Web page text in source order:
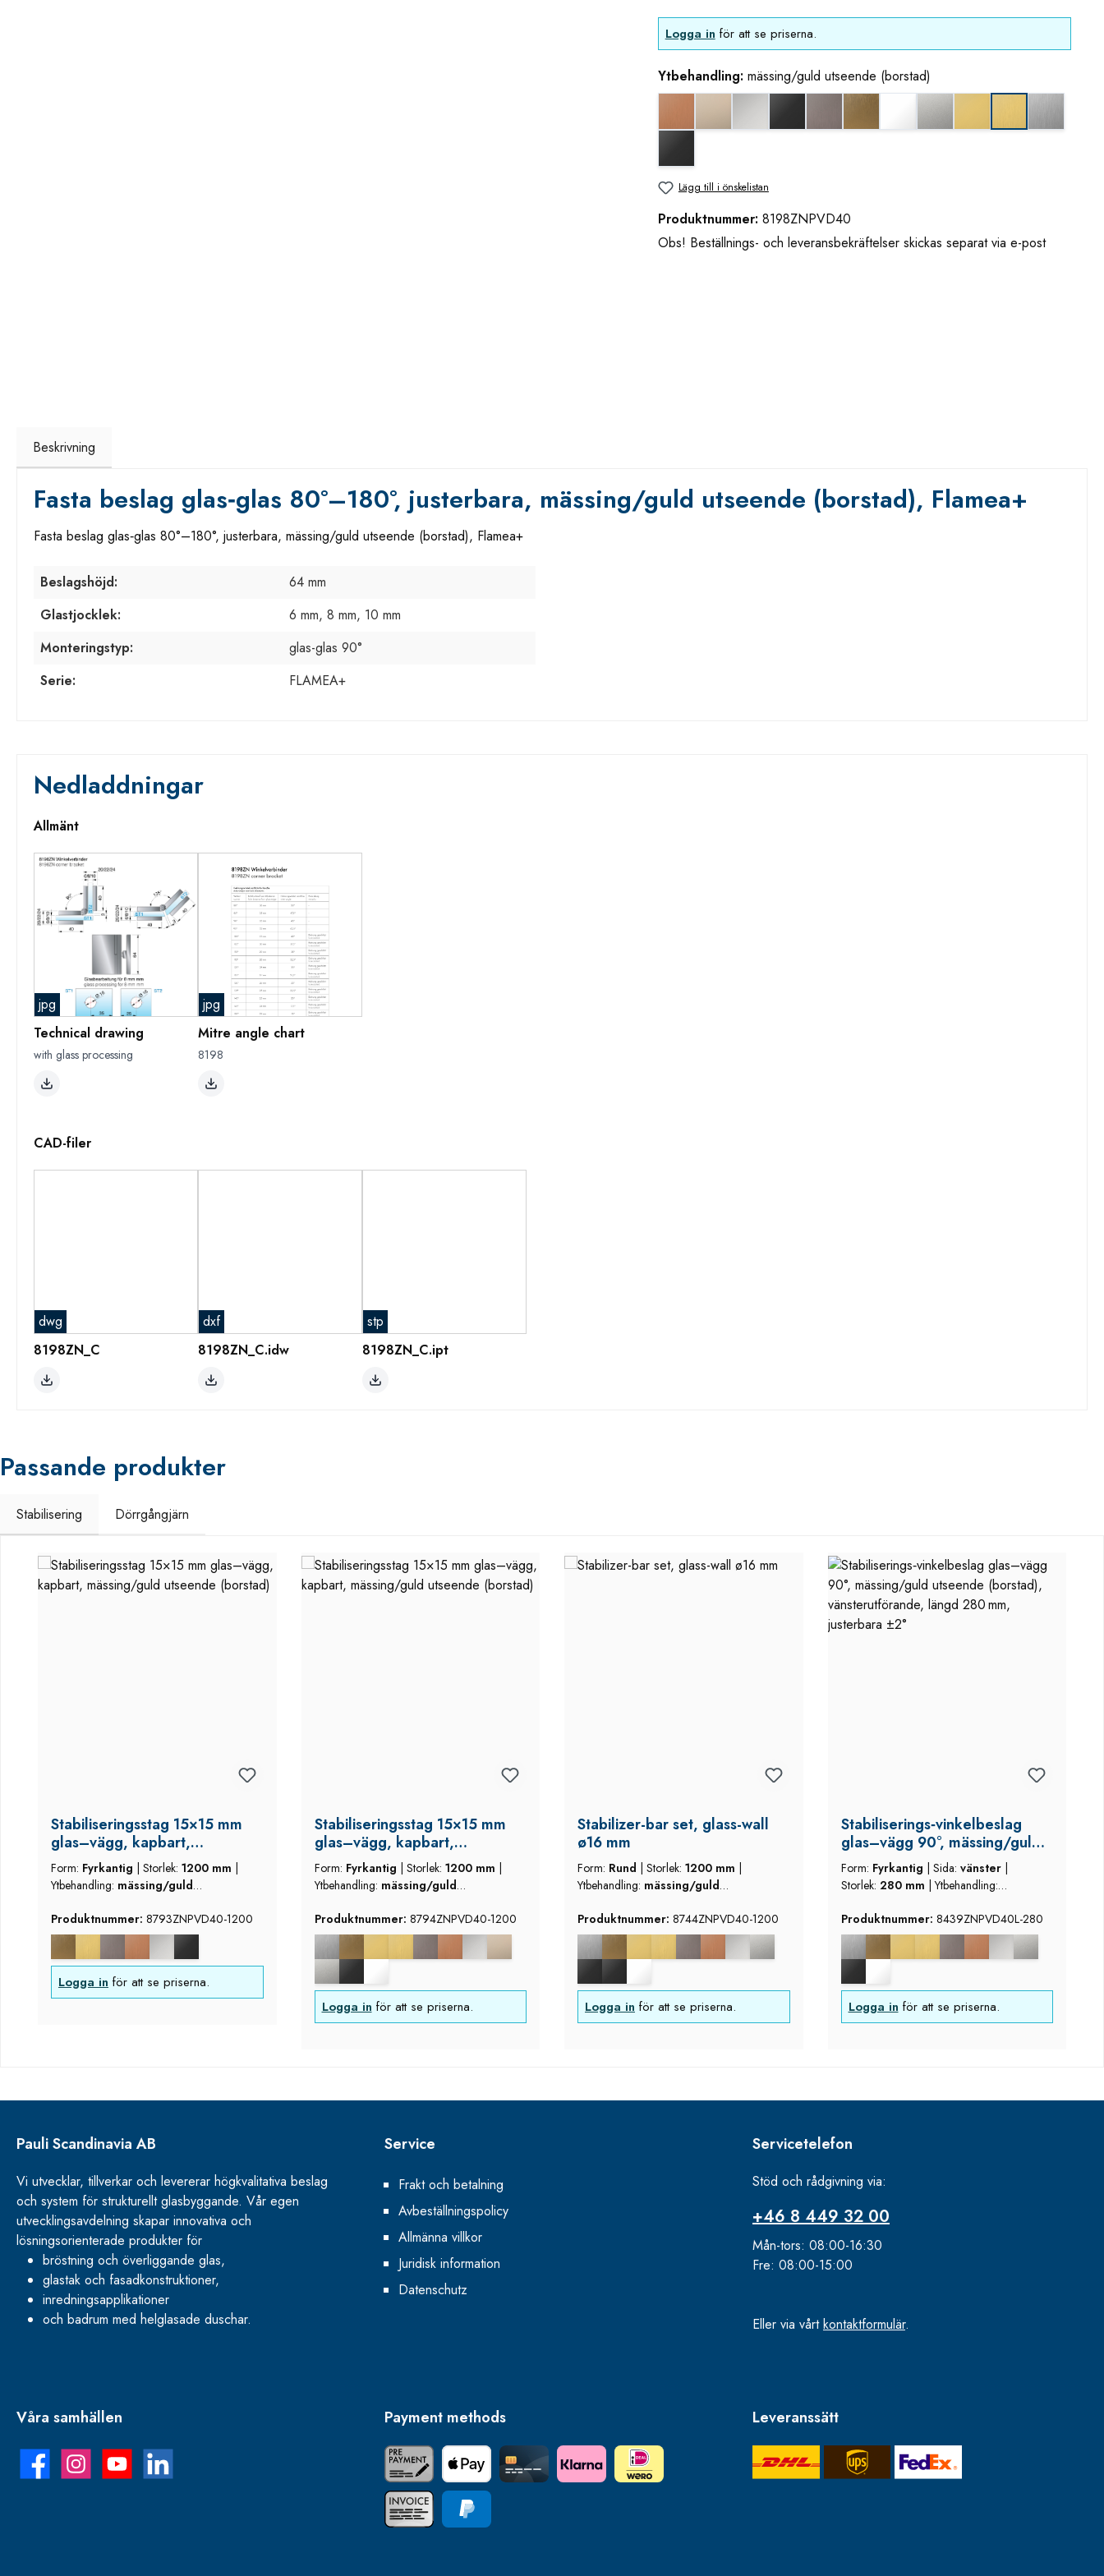
Logga in för att se priserna.
Ytbehandling: mässing/guld utseende (borstad)
grafitmetall utseende (borstad)
guldbrons utseende (borstad)
matt vit mattkrom
Lägg till i önskelistan
Produktnummer: 8198ZNPVD40
Obs! Beställnings- och leveransbekräftelser skickas separat via e-post
Beskrivning
Fasta beslag glas‑glas 80°–180°, justerbara, mässing/guld utseende (borstad), Flamea+
Fasta beslag glas‑glas 80°–180°, justerbara, mässing/guld utseende (borstad), Flamea+
Beslagshöjd:
64 mm
Glastjocklek:
6 mm, 8 mm, 10 mm
Monteringstyp:
glas-glas 90°
Serie:
FLAMEA+
Nedladdningar
Allmänt
jpg
Technical drawing
with glass processing
jpg
Mitre angle chart
8198
CAD-filer
dwg
8198ZN_C
dxf
8198ZN_C.idw
stp
8198ZN_C.ipt
Passande produkter
Stabilisering Dörrgångjärn
Hoppa över produktgalleri
Stabiliseringsstag 15×15 mm
glas–vägg, kapbart,
mässing/guld utseende
(borstad)
Form: Fyrkantig Storlek: 1200 mm
Ytbehandling: mässing/guld
Produktnummer: 8793ZNPVD40-1200
Logga in för att se priserna.
Stabiliseringsstag 15×15 mm
glas–vägg, kapbart,
mässing/guld utseende
(borstad)
Form: Fyrkantig Storlek: 1200 mm
Ytbehandling: mässing/guld
Produktnummer: 8794ZNPVD40-1200
Logga in för att se priserna.
Stabilizer-bar set, glass-wall
ø16 mm
Form: Rund Storlek: 1200 mm
Ytbehandling: mässing/guld
Produktnummer: 8744ZNPVD40-1200
Logga in för att se priserna.
Stabiliserings‑vinkelbeslag
glas–vägg 90°, mässing/guld
utseende (borstad),
vänsterutförande, längd
280 mm, justerbara ±2°
Form: Fyrkantig Sida: vänster
Storlek: 280 mm
Ytbehandling:
Produktnummer: 8439ZNPVD40L-280
Logga in för att se priserna.
Pauli Scandinavia AB
Vi utvecklar, tillverkar och levererar högkvalitativa beslag
och system för strukturellt glasbyggande. Vår egen
utvecklingsavdelning skapar innovativa och
lösningsorienterade produkter för
bröstning och överliggande glas,
glastak och fasadkonstruktioner,
inredningsapplikationer
och badrum med helglasade duschar.
Service
Frakt och betalning
Avbeställningspolicy
Allmänna villkor
Juridisk information
Datenschutz
Servicetelefon
Stöd och rådgivning via:
+46 8 449 32 00
Mån-tors: 08:00-16:30
Fre: 08:00-15:00
Eller via vårtkontaktformulär.
Våra samhällen
FacebookInstagramYouTube LinkedIn
Payment methods
Förskottsbetalning
Apple Pay
Leveranssätt